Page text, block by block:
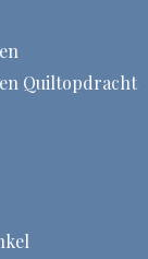
Quiltopdracht